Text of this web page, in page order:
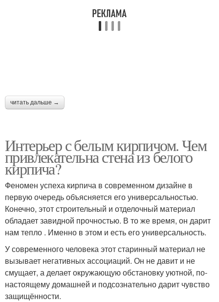
читать дальше →
Интерьер с белым кирпичом. Чем
привлекательна стена из белого
кирпича?
Феномен успеха кирпича в современном дизайне в
первую очередь объясняется его универсальностью.
Конечно, этот строительный и отделочный материал
обладает завидной прочностью. В то же время, он дарит
нам тепло . Именно в этом и есть его универсальность.
У современного человека этот старинный материал не
вызывает негативных ассоциаций. Он не давит и не
смущает, а делает окружающую обстановку уютной, по-
настоящему домашней и подсознательно дарит чувство
защищённости.